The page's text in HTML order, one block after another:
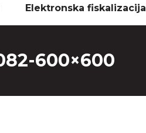
Elektronska fiskalizacija
600×600